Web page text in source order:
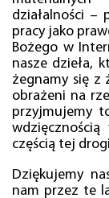
działalności –
pracy jako
Bożego w
nasze dzieła,
żegnamy się z
obrażeni na
przyjmujemy
częścią tej
Dziękujemy
nam przez te